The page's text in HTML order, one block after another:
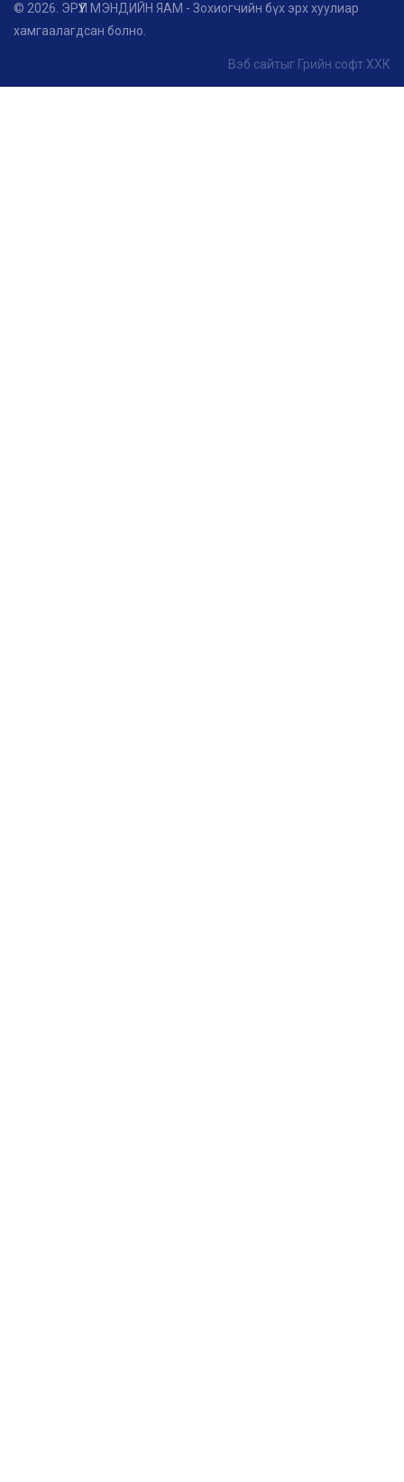
© 2026. ЭРҮҮЛ МЭНДИЙН ЯАМ - Зохиогчийн бүх эрх хуулиар
хамгаалагдсан болно.
Вэб сайтыг Грийн софт ХХК